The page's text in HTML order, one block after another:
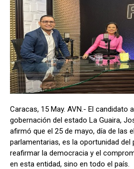
Caracas, 15 May. AVN.- El candidato
gobernación del estado La Guaira,
afirmó que el 25 de mayo, día de las
parlamentarias, es la oportunidad del
reafirmar la democracia y el
en esta entidad, sino en todo el país.